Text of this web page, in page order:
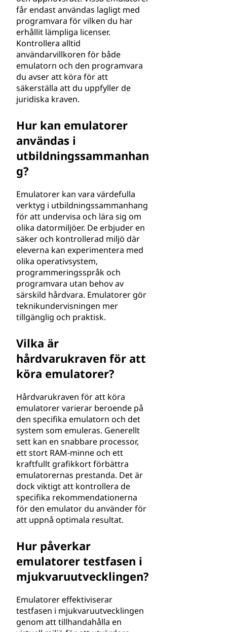
får endast användas lagligt med
programvara för vilken du har
erhållit lämpliga licenser.
Kontrollera alltid
användarvillkoren för både
emulatorn och den programvara
du avser att köra för att
säkerställa att du uppfyller de
juridiska kraven.
Hur kan emulatorer
användas i
utbildningssammanhan
g?
Emulatorer kan vara värdefulla
verktyg i utbildningssammanhang
för att undervisa och lära sig om
olika datormiljöer. De erbjuder en
säker och kontrollerad miljö där
eleverna kan experimentera med
olika operativsystem,
programmeringsspråk och
programvara utan behov av
särskild hårdvara. Emulatorer gör
teknikundervisningen mer
tillgänglig och praktisk.
Vilka är
hårdvarukraven för att
köra emulatorer?
Hårdvarukraven för att köra
emulatorer varierar beroende på
den specifika emulatorn och det
system som emuleras. Generellt
sett kan en snabbare processor,
ett stort RAM-minne och ett
kraftfullt grafikkort förbättra
emulatorernas prestanda. Det är
dock viktigt att kontrollera de
specifika rekommendationerna
för den emulator du använder för
att uppnå optimala resultat.
Hur påverkar
emulatorer testfasen i
mjukvaruutvecklingen?
Emulatorer effektiviserar
testfasen i mjukvaruutvecklingen
genom att tillhandahålla en